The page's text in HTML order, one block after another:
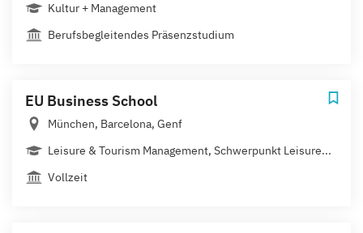
Kultur + Management
Berufsbegleitendes Präsenzstudium
EU Business School
München, Barcelona, Genf
Leisure & Tourism Management, Schwerpunkt Leisure...
Vollzeit